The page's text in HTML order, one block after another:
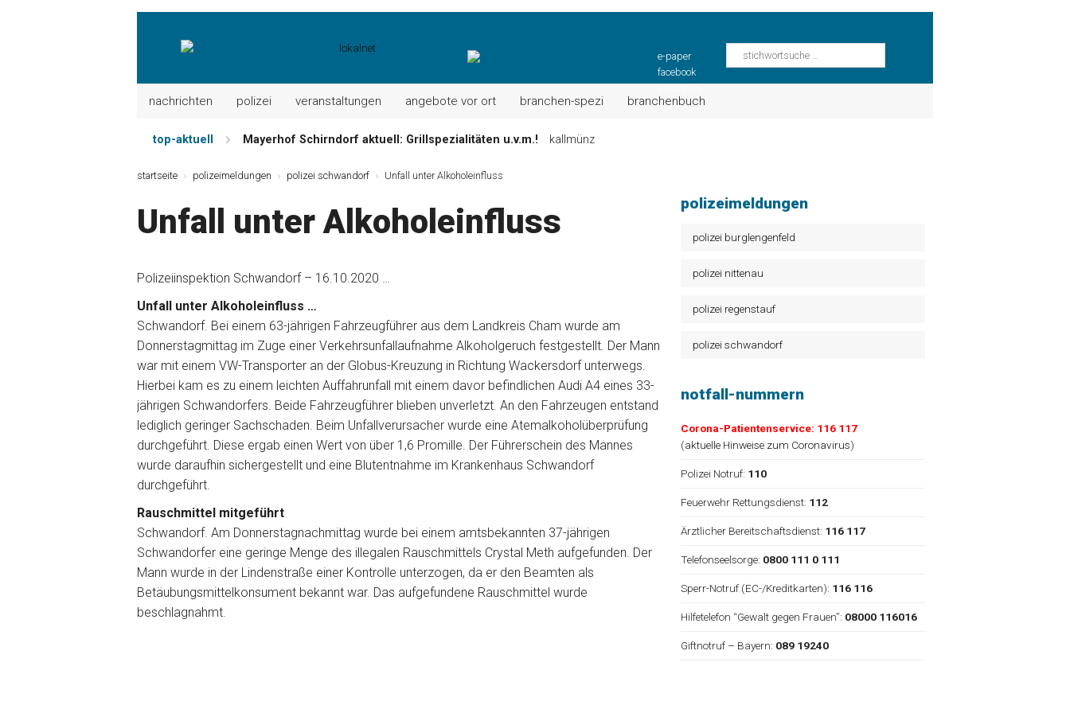
e-paper
facebook
nachrichten polizei veranstaltungen angebote vor ort branchen-spezi branchenbuch
top-aktuell Mayerhof Schirndorf aktuell: Grillspezialitäten u.v.m.!
kallmünz
Maxhütter Fischladen: Unser aktuelles Angebot …
Nutzen Sie aktuelle Angebote Ihrer Region!
angebote vor ort | anzeige
startseite polizeimeldungen polizei schwandorf Unfall unter Alkoholeinfluss
Unfall unter Alkoholeinfluss
Polizeiinspektion Schwandorf – 16.10.2020 …
Unfall unter Alkoholeinfluss …
Schwandorf. Bei einem 63-jährigen Fahrzeugführer aus dem Landkreis Cham wurde am
Donnerstagmittag im Zuge einer Verkehrsunfallaufnahme Alkoholgeruch festgestellt. Der Mann
war mit einem VW-Transporter an der Globus-Kreuzung in Richtung Wackersdorf unterwegs.
Hierbei kam es zu einem leichten Auffahrunfall mit einem davor befindlichen Audi A4 eines 33-
jährigen Schwandorfers. Beide Fahrzeugführer blieben unverletzt. An den Fahrzeugen entstand
lediglich geringer Sachschaden. Beim Unfallverursacher wurde eine Atemalkoholüberprüfung
durchgeführt. Diese ergab einen Wert von über 1,6 Promille. Der Führerschein des Mannes
wurde daraufhin sichergestellt und eine Blutentnahme im Krankenhaus Schwandorf
durchgeführt.
Rauschmittel mitgeführt
Schwandorf. Am Donnerstagnachmittag wurde bei einem amtsbekannten 37-jährigen
Schwandorfer eine geringe Menge des illegalen Rauschmittels Crystal Meth aufgefunden. Der
Mann wurde in der Lindenstraße einer Kontrolle unterzogen, da er den Beamten als
Betäubungsmittelkonsument bekannt war. Das aufgefundene Rauschmittel wurde
beschlagnahmt.
polizeimeldungen
polizei burglengenfeld
polizei nittenau
polizei regenstauf
polizei schwandorf
notfall-nummern
Corona-Patientenservice: 116 117
(aktuelle Hinweise zum Coronavirus)
Polizei Notruf: 110
Feuerwehr Rettungsdienst: 112
Ärztlicher Bereitschaftsdienst: 116 117
Telefonseelsorge: 0800 111 0 111
Sperr-Notruf (EC-/Kreditkarten): 116 116
Hilfetelefon “Gewalt gegen Frauen”: 08000 116016
Giftnotruf – Bayern: 089 19240